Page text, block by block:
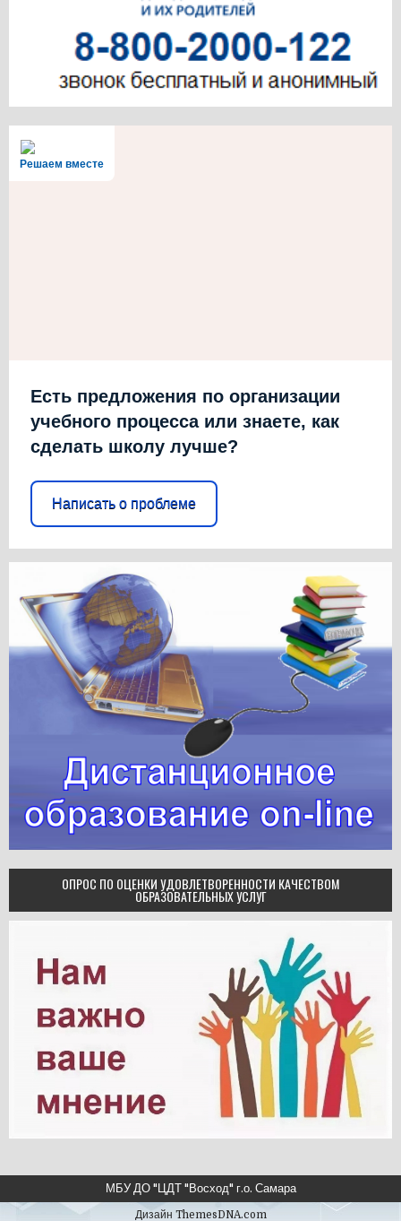
Решаем вместе
Есть предложения по организации
учебного процесса или знаете, как
сделать школу лучше?
Написать о проблеме
ОПРОС ПО ОЦЕНКИ УДОВЛЕТВОРЕННОСТИ КАЧЕСТВОМ
ОБРАЗОВАТЕЛЬНЫХ УСЛУГ
МБУ ДО "ЦДТ "Восход" г.о. Самара
Дизайн ThemesDNA.com